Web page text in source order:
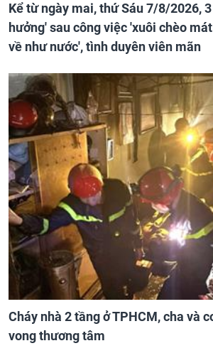
Kể từ ngày mai, thứ Sáu 7/8/2026,
hưởng' sau công việc 'xuôi chèo
về như nước', tình duyên viên mãn
Cháy nhà 2 tầng ở TPHCM, cha và
vong thương tâm